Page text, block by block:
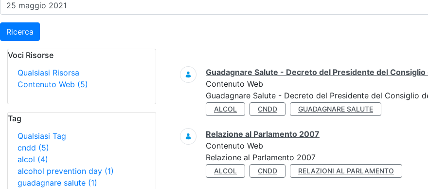
Ricerca
Voci Risorse
Qualsiasi Risorsa
Contenuto Web (5)
Tag
Qualsiasi Tag
cndd (5)
alcol (4)
alcohol prevention day (1)
guadagnare salute (1)
Ricerca
Guadagnare Salute - Decreto del Presidente del
Contenuto Web
Guadagnare Salute - Decreto del Presidente del Consiglio
ALCOL CNDD GUADAGNARE SALUTE
Relazione al Parlamento 2007
Contenuto Web
Relazione al Parlamento 2007
ALCOL CNDD RELAZIONI AL PARLAMENTO